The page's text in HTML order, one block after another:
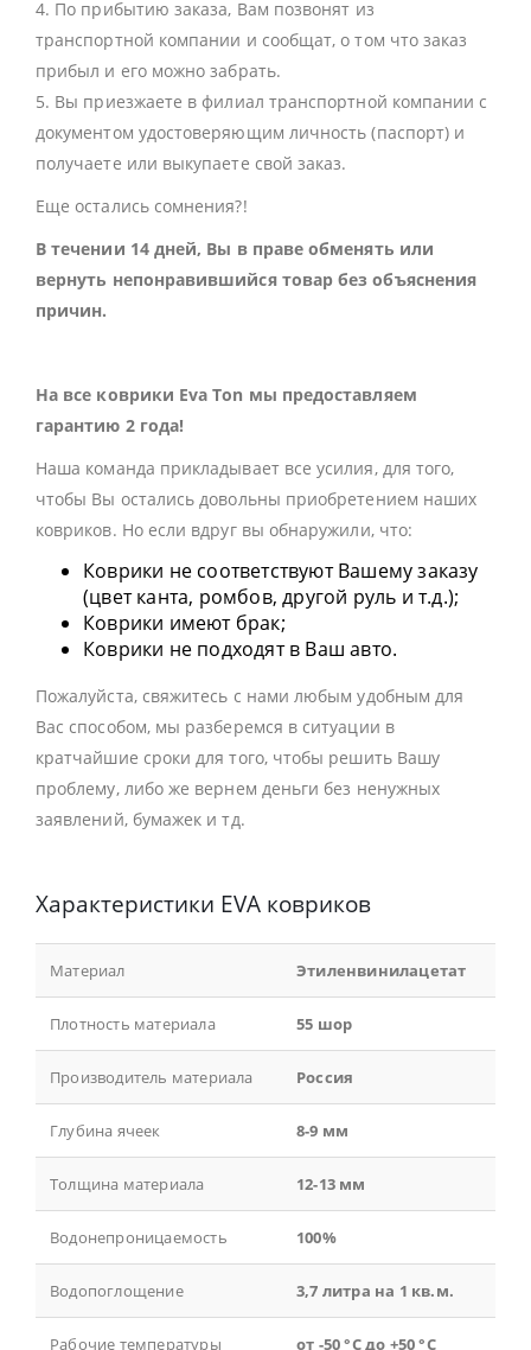
4. По прибытию заказа, Вам позвонят из
транспортной компании и сообщат, о том что заказ
прибыл и его можно забрать.
5. Вы приезжаете в филиал транспортной компании с
документом удостоверяющим личность (паспорт) и
получаете или выкупаете свой заказ.
Еще остались сомнения?!
В течении 14 дней, Вы в праве обменять или
вернуть непонравившийся товар без объяснения
причин.
На все коврики Eva Ton мы предоставляем
гарантию 2 года!
Наша команда прикладывает все усилия, для того,
чтобы Вы остались довольны приобретением наших
ковриков. Но если вдруг вы обнаружили, что:
Коврики не соответствуют Вашему заказу
(цвет канта, ромбов, другой руль и т.д.);
Коврики имеют брак;
Коврики не подходят в Ваш авто.
Пожалуйста, свяжитесь с нами любым удобным для
Вас способом, мы разберемся в ситуации в
кратчайшие сроки для того, чтобы решить Вашу
проблему, либо же вернем деньги без ненужных
заявлений, бумажек и тд.
Характеристики EVA ковриков
Материал Этиленвинилацетат
Плотность материала 55 шор
Производитель материала Россия
Глубина ячеек 8-9 мм
Толщина материала 12-13 мм
Водонепроницаемость 100%
Водопоглощение 3,7 литра на 1 кв.м.
Рабочие температуры от -50 °С до +50 °С